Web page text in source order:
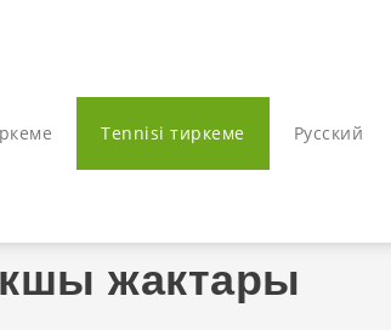
Tennisi тиркеме Русский
жактары